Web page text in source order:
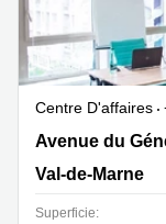
Centre D'affaires
70 avenue du
Avenue du
Val-de-Marne
Superficie: